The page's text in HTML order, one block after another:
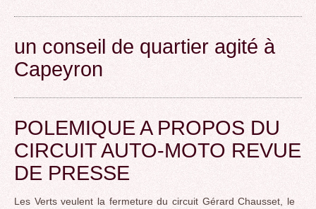
un conseil de quartier agité à
Capeyron
POLEMIQUE A PROPOS DU
CIRCUIT AUTO-MOTO REVUE
DE PRESSE
Les Verts veulent la fermeture du circuit Gérard Chausset, le